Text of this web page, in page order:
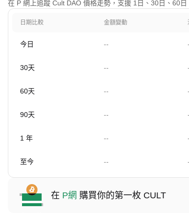
在 P 網上追蹤 Cult DAO 價格走勢，支援 1日、30日、60
日期比較 金額變動
今日 --
30天 --
60天 --
90天 --
1 年 --
至今 --
在 P網 購買你的第一枚 CULT